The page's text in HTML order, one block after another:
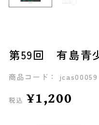
第59回 有島青
商品コード： jcas00059
税込 ¥1,200